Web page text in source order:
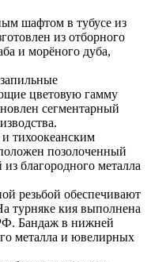
шафтом в тубусе из
из отборного
и морёного дуба,
цветовую гамму
сегментарный
тихоокеанским
позолоченный
благородного металла
резьбой обеспечивают
турняке кия выполнена
Бандаж в нижней
металла и ювелирных